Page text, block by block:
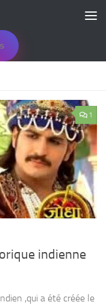
1
indienne
,qui a été créée le